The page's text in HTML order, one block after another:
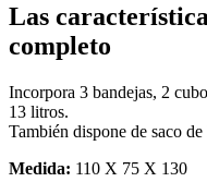
Las
completo
Incorpora 3 bandejas, 2
13 litros.
También dispone de saco
Medida: 110 X 75 X 130